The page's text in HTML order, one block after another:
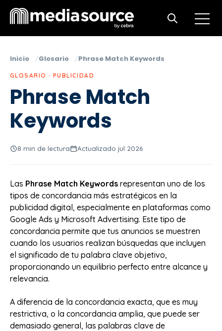
Open
Open search
Inicio Glosario Phrase Match Keywords
GLOSARIO · PUBLICIDAD
Phrase Match
Keywords
8 min de lectura Actualizado jul 2026
Las Phrase Match Keywords representan uno de los
tipos de concordancia más estratégicos en la
publicidad digital, especialmente en plataformas como
Google Ads y Microsoft Advertising. Este tipo de
concordancia permite que tus anuncios se muestren
cuando los usuarios realizan búsquedas que incluyen
el significado de tu palabra clave objetivo,
proporcionando un equilibrio perfecto entre alcance y
relevancia.
A diferencia de la concordancia exacta, que es muy
restrictiva, o la concordancia amplia, que puede ser
demasiado general, las palabras clave de